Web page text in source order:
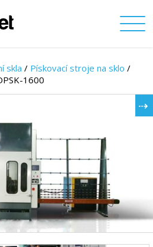
skla / Pískovací stroje na sklo /
1600